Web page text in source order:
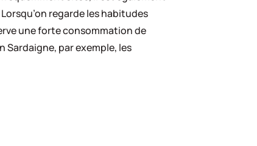
regarde les habitudes
une forte consommation de
Sardaigne, par exemple, les